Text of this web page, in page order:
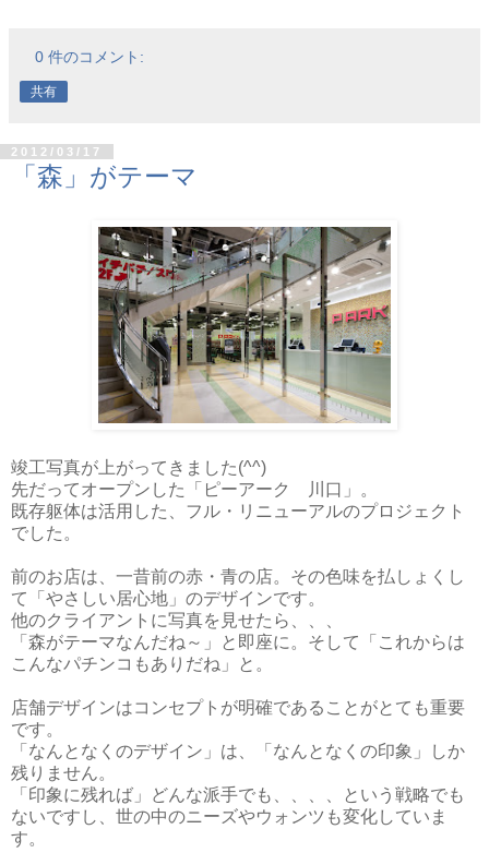
0 件のコメント:
共有
2012/03/17
「森」がテーマ
竣工写真が上がってきました(^^)
先だってオープンした「ピーアーク 川口」。
既存躯体は活用した、フル・リニューアルのプロジェクト
でした。
前のお店は、一昔前の赤・青の店。その色味を払しょくし
て「やさしい居心地」のデザインです。
他のクライアントに写真を見せたら、、、
「森がテーマなんだね～」と即座に。そして「これからは
こんなパチンコもありだね」と。
店舗デザインはコンセプトが明確であることがとても重要
です。
「なんとなくのデザイン」は、「なんとなくの印象」しか
残りません。
「印象に残れば」どんな派手でも、、、、という戦略でも
ないですし、世の中のニーズやウォンツも変化していま
す。